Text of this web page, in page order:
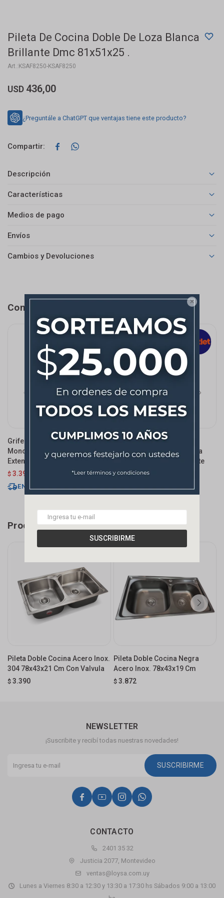

SUSCRIBIRME
Pileta De Cocina Doble De Loza Blanca
Brillante Dmc 81x51x25 .
KSAF8250-KSAF8250
USD 436,00
¿Preguntále a ChatGPT que ventajas tiene este producto?
 
Descripción
Características
Medios de pago
Envíos
Cambios y Devoluciones
Completá tu compra
Grifería De Cocina
Monocomando De Mesada
Extensible Negra Texturizada
$ 3.392
ENVÍO EXPRESS
Grifería De Cocina
Monocomando De Mesada
Chef Pico Móvil Negro Mate
$ 3.493 $4.990
Productos que te pueden interesar
Pileta Doble Cocina Acero Inox.
304 78x43x21 Cm Con Valvula
$ 3.390
Pileta Doble Cocina Negra
Acero Inox. 78x43x19 Cm
$ 3.872
CONTACTO
2401 35 32
Justicia 2077, Montevideo
ventas@loysa.com.uy
Lunes a Viernes 8:30 a 12:30 y 13:30 a 17:30 hs Sábados 9:00 a 13:00
NEWSLETTER
¡Suscribite y recibí todas nuestras novedades!
SUSCRIBIRME
   